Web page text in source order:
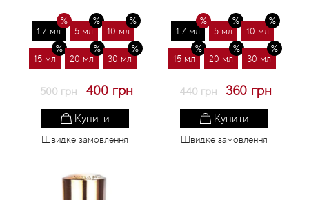
1.7 мл 5 мл 10 мл
15 мл 20 мл 30 мл
500 грн 400 грн
Купити
Швидке замовлення
1.7 мл 5 мл 10 мл
15 мл 20 мл 30 мл
440 грн 360 грн
Купити
Швидке замовлення